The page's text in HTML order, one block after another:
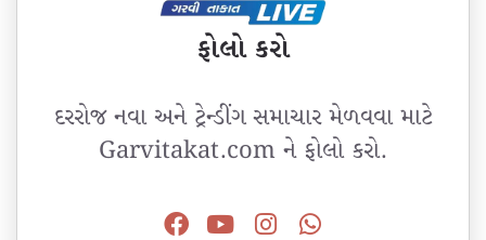
ફોલો કરો
દરરોજ નવા અને ટ્રેન્ડીંગ સમાચાર મેળવવા માટે
Garvitakat.com ને ફોલો કરો.